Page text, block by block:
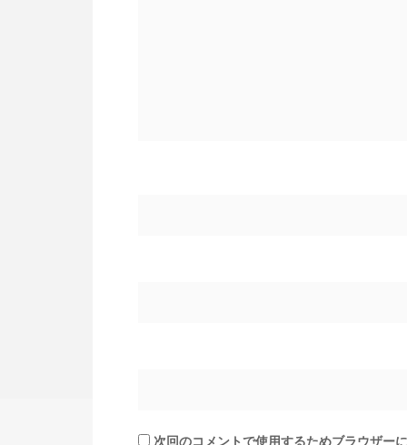
次回のコメントで使用するためブラウザー